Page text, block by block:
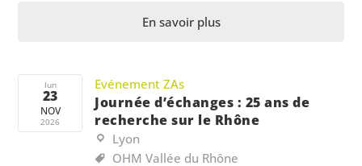
En savoir plus
lun
23
NOV
2026
Evénement ZAs
Journée d’échanges : 25 ans de
recherche sur le Rhône
Lyon
OHM Vallée du Rhône